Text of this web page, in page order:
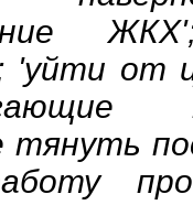
'уйти от
тянуть